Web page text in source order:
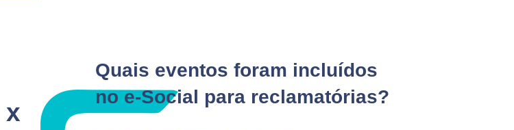
x
Quais eventos foram incluídos
no e-Social para reclamatórias?